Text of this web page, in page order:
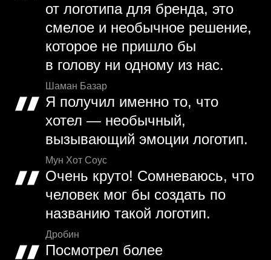
от логотипа для бренда, это
смелое и необычное решение,
которое не пришло бы
в голову ни одному из нас.
Шаман Базар
Я получил именно то, что
хотел — необычный,
вызывающий эмоции логотип.
Мун Хот Соус
Очень круто! Сомневаюсь, что
человек мог бы создать по
названию такой логотип.
Дробин
Посмотрел более